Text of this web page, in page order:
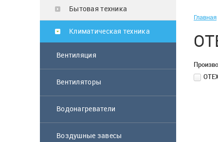
Бытовая техника
Климатическая техника
Вентиляция
Вентиляторы
Водонагреватели
Воздушные завесы
Главная